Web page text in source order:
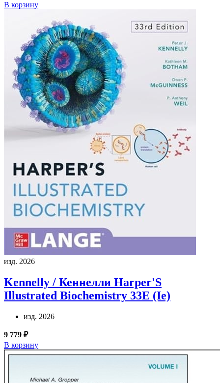
В корзину
изд. 2026
Kennelly / Кеннелли Harper'S
Illustrated Biochemistry 33E (Ie)
изд. 2026
9 779 ₽
В корзину